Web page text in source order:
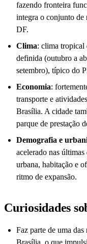
fazendo fronteira
integra o conjunto
DF.
Clima: clima tropical
definida (outubro a
setembro), típico do
Economia:
transporte e
Brasília. A cidade
parque de prestação
Demografia e
acelerado nas
urbana, habitação e
ritmo de expansão.
Curiosidades
Faz parte de uma